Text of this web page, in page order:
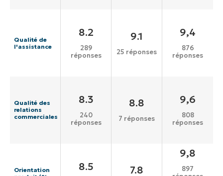
Qualité de
l'assistance
8.2
289
réponses
9.1
25 réponses
9,4
876
réponses
Qualité des
relations
commerciales
8.3
240
réponses
8.8
7 réponses
9,6
808
réponses
Orientation
8.5 7.8
9,8
897